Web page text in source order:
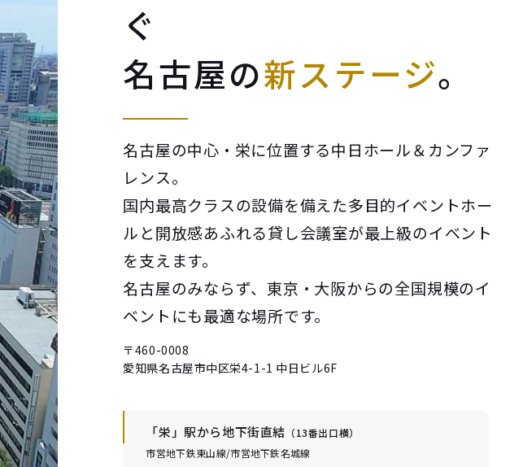
ぐ
名古屋の新ステージ。
名古屋の中心・栄に位置する中日ホール＆カンファ
レンス。
国内最高クラスの設備を備えた多目的イベントホー
ルと開放感あふれる貸し会議室が最上級のイベント
を支えます。
名古屋のみならず、東京・大阪からの全国規模のイ
ベントにも最適な場所です。
〒460-0008
愛知県名古屋市中区栄4-1-1 中日ビル6F
「栄」駅から地下街直結 （13番出口横）
市営地下鉄東山線/市営地下鉄名城線